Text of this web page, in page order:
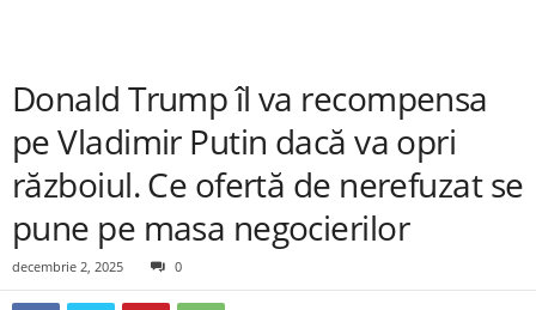
Donald Trump îl va recompensa
pe Vladimir Putin dacă va opri
războiul. Ce ofertă de nerefuzat se
pune pe masa negocierilor
decembrie 2, 2025 0